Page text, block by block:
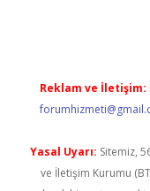
Reklam ve İletişim:
Yasal Uyarı: Sitemiz,
ve İletişim Kurumu